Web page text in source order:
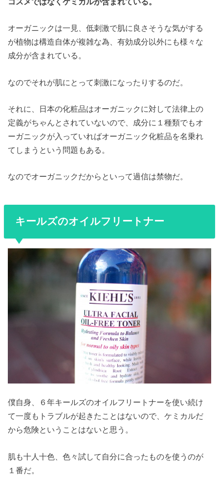
オーガニックは一見、低刺激で肌に良さそうな気がする
が植物は構造自体が複雑な為、有効成分以外にも様々な
成分が含まれている。
なのでそれが肌にとって刺激になったりするのだ。
それに、日本の化粧品はオーガニックに対して法律上の
定義がちゃんとされていないので、成分に１種類でもオ
ーガニックが入っていればオーガニック化粧品を名乗れ
てしまうという問題もある。
なのでオーガニックだからといって過信は禁物だ。
キールズのオイルフリートナー
僕自身、６年キールズのオイルフリートナーを使い続け
て一度もトラブルが起きたことはないので、ケミカルだ
から危険ということはないと思う。
肌も十人十色、色々試して自分に合ったものを使うのが
１番だ。